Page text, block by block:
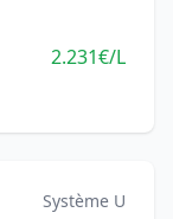
2.231€/L
Système U